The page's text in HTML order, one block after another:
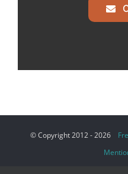
© Copyright 2012 -2026